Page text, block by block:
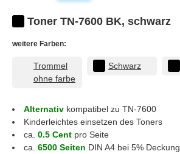
Toner TN-7600 BK, schwarz
weitere Farben:
Trommel
ohne farbe
Schwarz
Alternativ kompatibel zu TN-7600
Kinderleichtes einsetzen des Toners
ca. 0.5 Cent pro Seite
ca. 6500 Seiten DIN A4 bei 5% Deckung